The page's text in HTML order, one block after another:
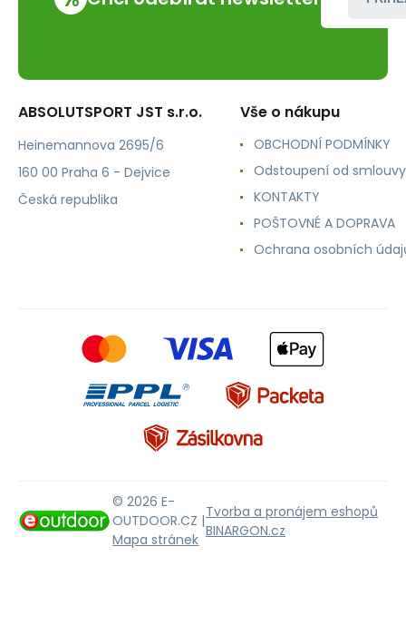
ABSOLUTSPORT JST s.r.o.
Heinemannova 2695/6
160 00 Praha 6 - Dejvice
Česká republika
Vše o nákupu
OBCHODNÍ PODMÍNKY
Odstoupení od smlouvy
KONTAKTY
POŠTOVNÉ A DOPRAVA
Ochrana osobních
© 2026 E-
OUTDOOR.CZ |
Mapa stránek
Tvorba a pronájem eshopů
BINARGON.cz